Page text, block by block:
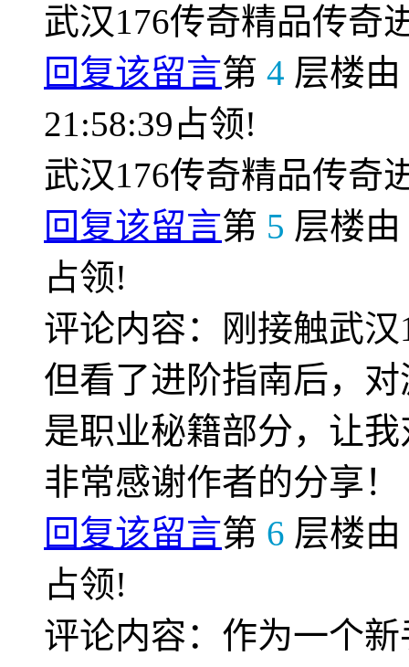
武汉176传奇精品传奇
回复该留言第 4 层楼由
21:58:39占领!
武汉176传奇精品传奇
回复该留言第 5 层楼由
占领!
评论内容：刚接触武
但看了进阶指南后，
是职业秘籍部分，让
非常感谢作者的分享！
回复该留言第 6 层楼由
占领!
评论内容：作为一个